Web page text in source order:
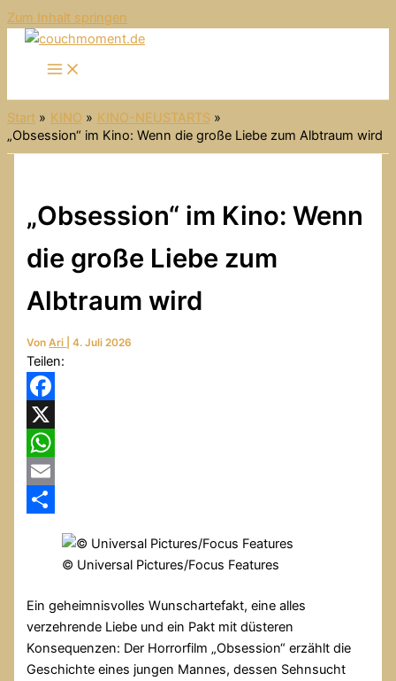
Zum Inhalt springen
Start KINO
KINO-NEUSTARTS
„Obsession“ im Kino: Wenn die große Liebe zum Albtraum wird
„Obsession“ im Kino: Wenn
die große Liebe zum
Albtraum wird
VonAri |4. Juli 2026
Teilen:
Facebook
X
WhatsApp
Email
© Universal Pictures/Focus Features
Ein geheimnisvolles Wunschartefakt, eine alles
verzehrende Liebe und ein Pakt mit düsteren
Konsequenzen: Der Horrorfilm „Obsession“ erzählt die
Geschichte eines jungen Mannes, dessen Sehnsucht